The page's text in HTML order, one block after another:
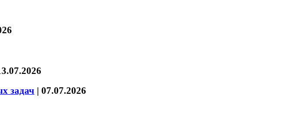
задач | 07.07.2026